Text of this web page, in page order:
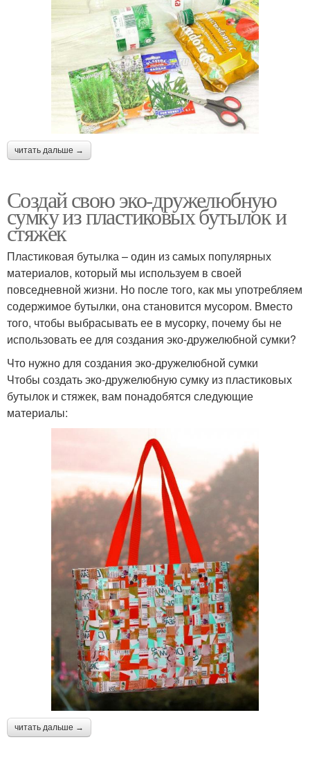
читать дальше →
Создай свою эко-дружелюбную
сумку из пластиковых бутылок и
стяжек
Пластиковая бутылка – один из самых популярных
материалов, который мы используем в своей
повседневной жизни. Но после того, как мы употребляем
содержимое бутылки, она становится мусором. Вместо
того, чтобы выбрасывать ее в мусорку, почему бы не
использовать ее для создания эко-дружелюбной сумки?
Что нужно для создания эко-дружелюбной сумки
Чтобы создать эко-дружелюбную сумку из пластиковых
бутылок и стяжек, вам понадобятся следующие
материалы:
читать дальше →